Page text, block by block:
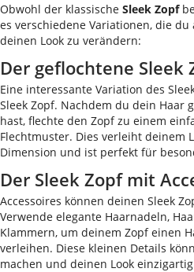
Obwohl der klassische Sleek Zopf
es verschiedene Variationen, die
deinen Look zu verändern:
Der geflochtene Sleek
Eine interessante Variation des
Sleek Zopf. Nachdem du dein Haar
hast, flechte den Zopf zu einem
Flechtmuster. Dies verleiht deinem
Dimension und ist perfekt für
Der Sleek Zopf mit
Accessoires können deinen Sleek
Verwende elegante Haarnadeln,
Klammern, um deinem Zopf einen
verleihen. Diese kleinen Details
machen und deinen Look